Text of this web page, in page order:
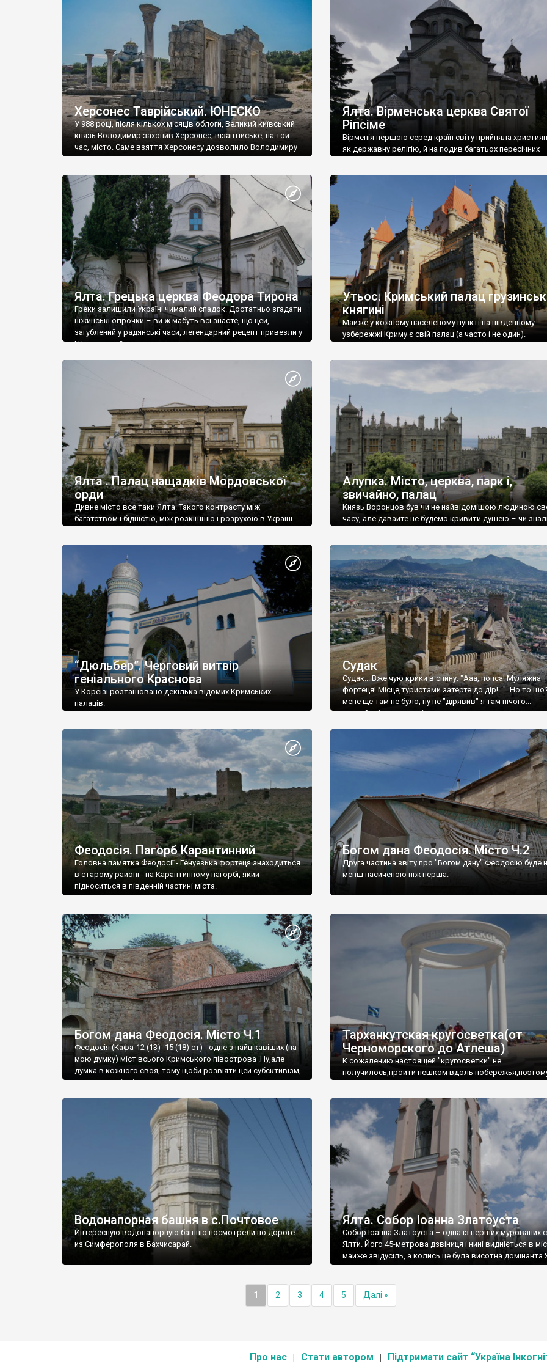
візантійської доби. Раритети викрадені з фондів об’єкту
культурної спадщини ЮНЕСКО «Херсонеса Таврійського».
Офіційно – на виставку «Золото Візантії», але експерти та
влада в Україні вважають це лише […]
називаються «повстяками» (postaki)…” “Вино. Крим
виробляє відмінне вино і його вдосталь: воно все
легке біле і дуже […]
Херсонес Таврійський. ЮНЕСКО
У 988 році, після кількох місяців облоги, Великий київський
князь Володимир захопив Херсонес, візантійське, на той
час, місто. Саме взяття Херсонесу дозволило Володимиру
диктувати свої умови візантійському імператору Василю ІІ,
Херсонесі Володимир-язичник, став Василем-
християнином. А потім було Хрещення Русі. На честь
Херсонесу Таврійського названо місто […]
Ялта. Вірменська церква Святої
Ріпсіме
Вірменія першою серед країн світу прийняла
як державну релігію, й на подив багатьох пересічних
Ялта. Грецька церква Феодора Тирона
Греки залишили Україні чималий спадок. Достатньо згадати
ніжинські огірочки – ви ж мабуть всі знаєте, що цей,
загублений у радянські часи, легендарний рецепт привезли у
Ніжин греки?
Утьос. Кримський палац
княгині
Майже у кожному населеному пункті на південному
узбережжі Криму є свій палац (а часто і не один).
Ялта . Палац нащадків Мордовської
орди
Дивне місто все таки Ялта. Такого контрасту між
багатством і бідністю, між розкішшю і розрухою в Україні
Алупка. Місто, церква, парк і,
звичайно, палац
Князь Воронцов був чи не найвідомішою людиною
часу, але давайте не будемо кривити душею – чи
“Дюльбер”. Черговий витвір
геніального Краснова
У Кореїзі розташовано декілька відомих Кримських
палаців.
Судак
Судак... Вже чую крики в спину: "Ааа, попса! Муляжна
фортеця! Місце,туристами затерте до дір!..." Но то
мене ще там не було, ну не "дірявив" я там нічого...
принаймні до цього літа.
Феодосія. Пагорб Карантинний
Головна памятка Феодосії - Генуезька фортеця знаходиться
в старому районі - на Карантинному пагорбі, який
підноситься в південній частині міста.
Богом дана Феодосія. Місто Ч.2
Друга частина звіту про "Богом дану" Феодосію буде
менш насиченою ніж перша.
Богом дана Феодосія. Місто Ч.1
Феодосія (Кафа-12 (13) -15 (18) ст) - одне з найцікавіших (на
мою думку) міст всього Кримського півострова .Ну,але
думка в кожного своя, тому щоби розвіяти цей субєктивізм,
запрошую відвідати це
Тарханкутская кругосветка(от
Черноморского до Атлеша)
К сожалению настоящей "кругосветки" не
получилось,пройти пешком вдоль
Водонапорная башня в с.Почтовое
Интересную водонапорную башню посмотрели по дороге
из Симферополя в Бахчисарай.
Ялта. Собор Іоанна Златоуста
Собор Іоанна Златоуста – одна із перших мурованих
Ялти. Його 45-метрова дзвіниця і нині видніється в
майже звідусіль, а колись це була висотна домінанта
1 2 3 4 5 Далі »
Про нас Стати автором Підтримати сайт “Україна